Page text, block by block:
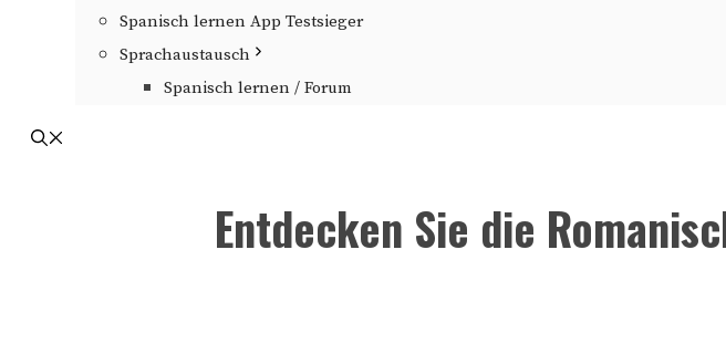
Spanisch lernen App Testsieger
Sprachaustausch
Spanisch lernen / Forum
Entdecken Sie die